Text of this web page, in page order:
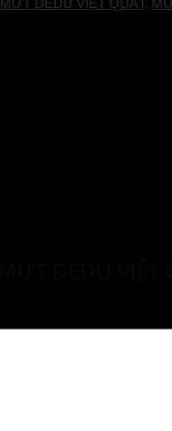
MỨT DEDU VIỆT QUẤT,